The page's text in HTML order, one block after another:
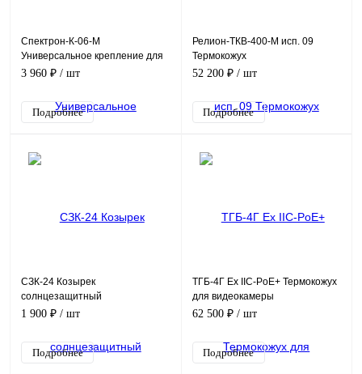
Спектрон-К-06-М
Универсальное крепление для
монтажа извещателей
Релион
3 960 ₽ / шт
Подробнее
Релион-ТКВ-400-М исп. 09
Термокожух
взрывозащищенный
52 200 ₽ / шт
Подробнее
СЗК-24 Козырек
солнцезащитный
1 900 ₽ / шт
Подробнее
ТГБ-4Г Ex IIC-PoE+ Термокожух
для видеокамеры
взрывозащищенный
62 500 ₽ / шт
Подробнее